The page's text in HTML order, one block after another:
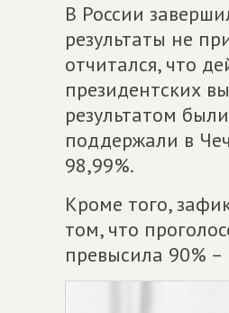
В России
результаты не
отчитался, что
президентских
результатом
поддержали в
98,99%.
Кроме того,
том, что
превысила 90%